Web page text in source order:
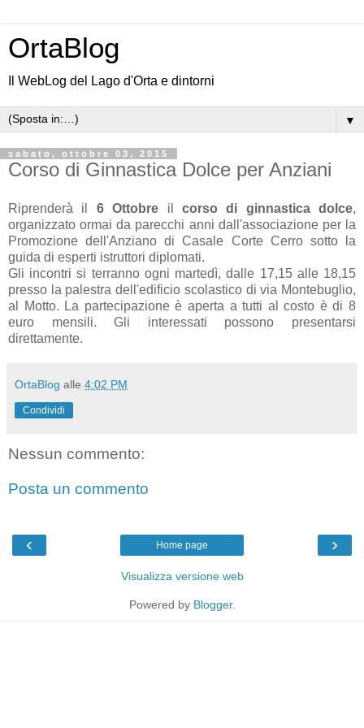
OrtaBlog
Il WebLog del Lago d'Orta e dintorni
▼
sabato, ottobre 03, 2015
Corso di Ginnastica Dolce per Anziani
Riprenderà il 6 Ottobre il corso di ginnastica dolce,
organizzato ormai da parecchi anni dall'associazione per la
Promozione dell'Anziano di Casale Corte Cerro sotto la
guida di esperti istruttori diplomati.
Gli incontri si terranno ogni martedì, dalle 17,15 alle 18,15
presso la palestra dell'edificio scolastico di via Montebuglio,
al Motto. La partecipazione è aperta a tutti al costo è di 8
euro mensili. Gli interessati possono presentarsi
direttamente.
OrtaBlog alle 4:02 PM
Condividi
Nessun commento:
Posta un commento
‹ ›
Home page
Visualizza versione web
Powered by Blogger.